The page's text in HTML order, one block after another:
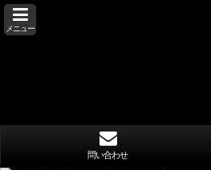
メニュー
問い合わせ